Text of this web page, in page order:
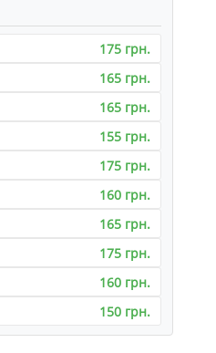
175 грн.
165 грн.
165 грн.
155 грн.
175 грн.
160 грн.
165 грн.
175 грн.
160 грн.
150 грн.